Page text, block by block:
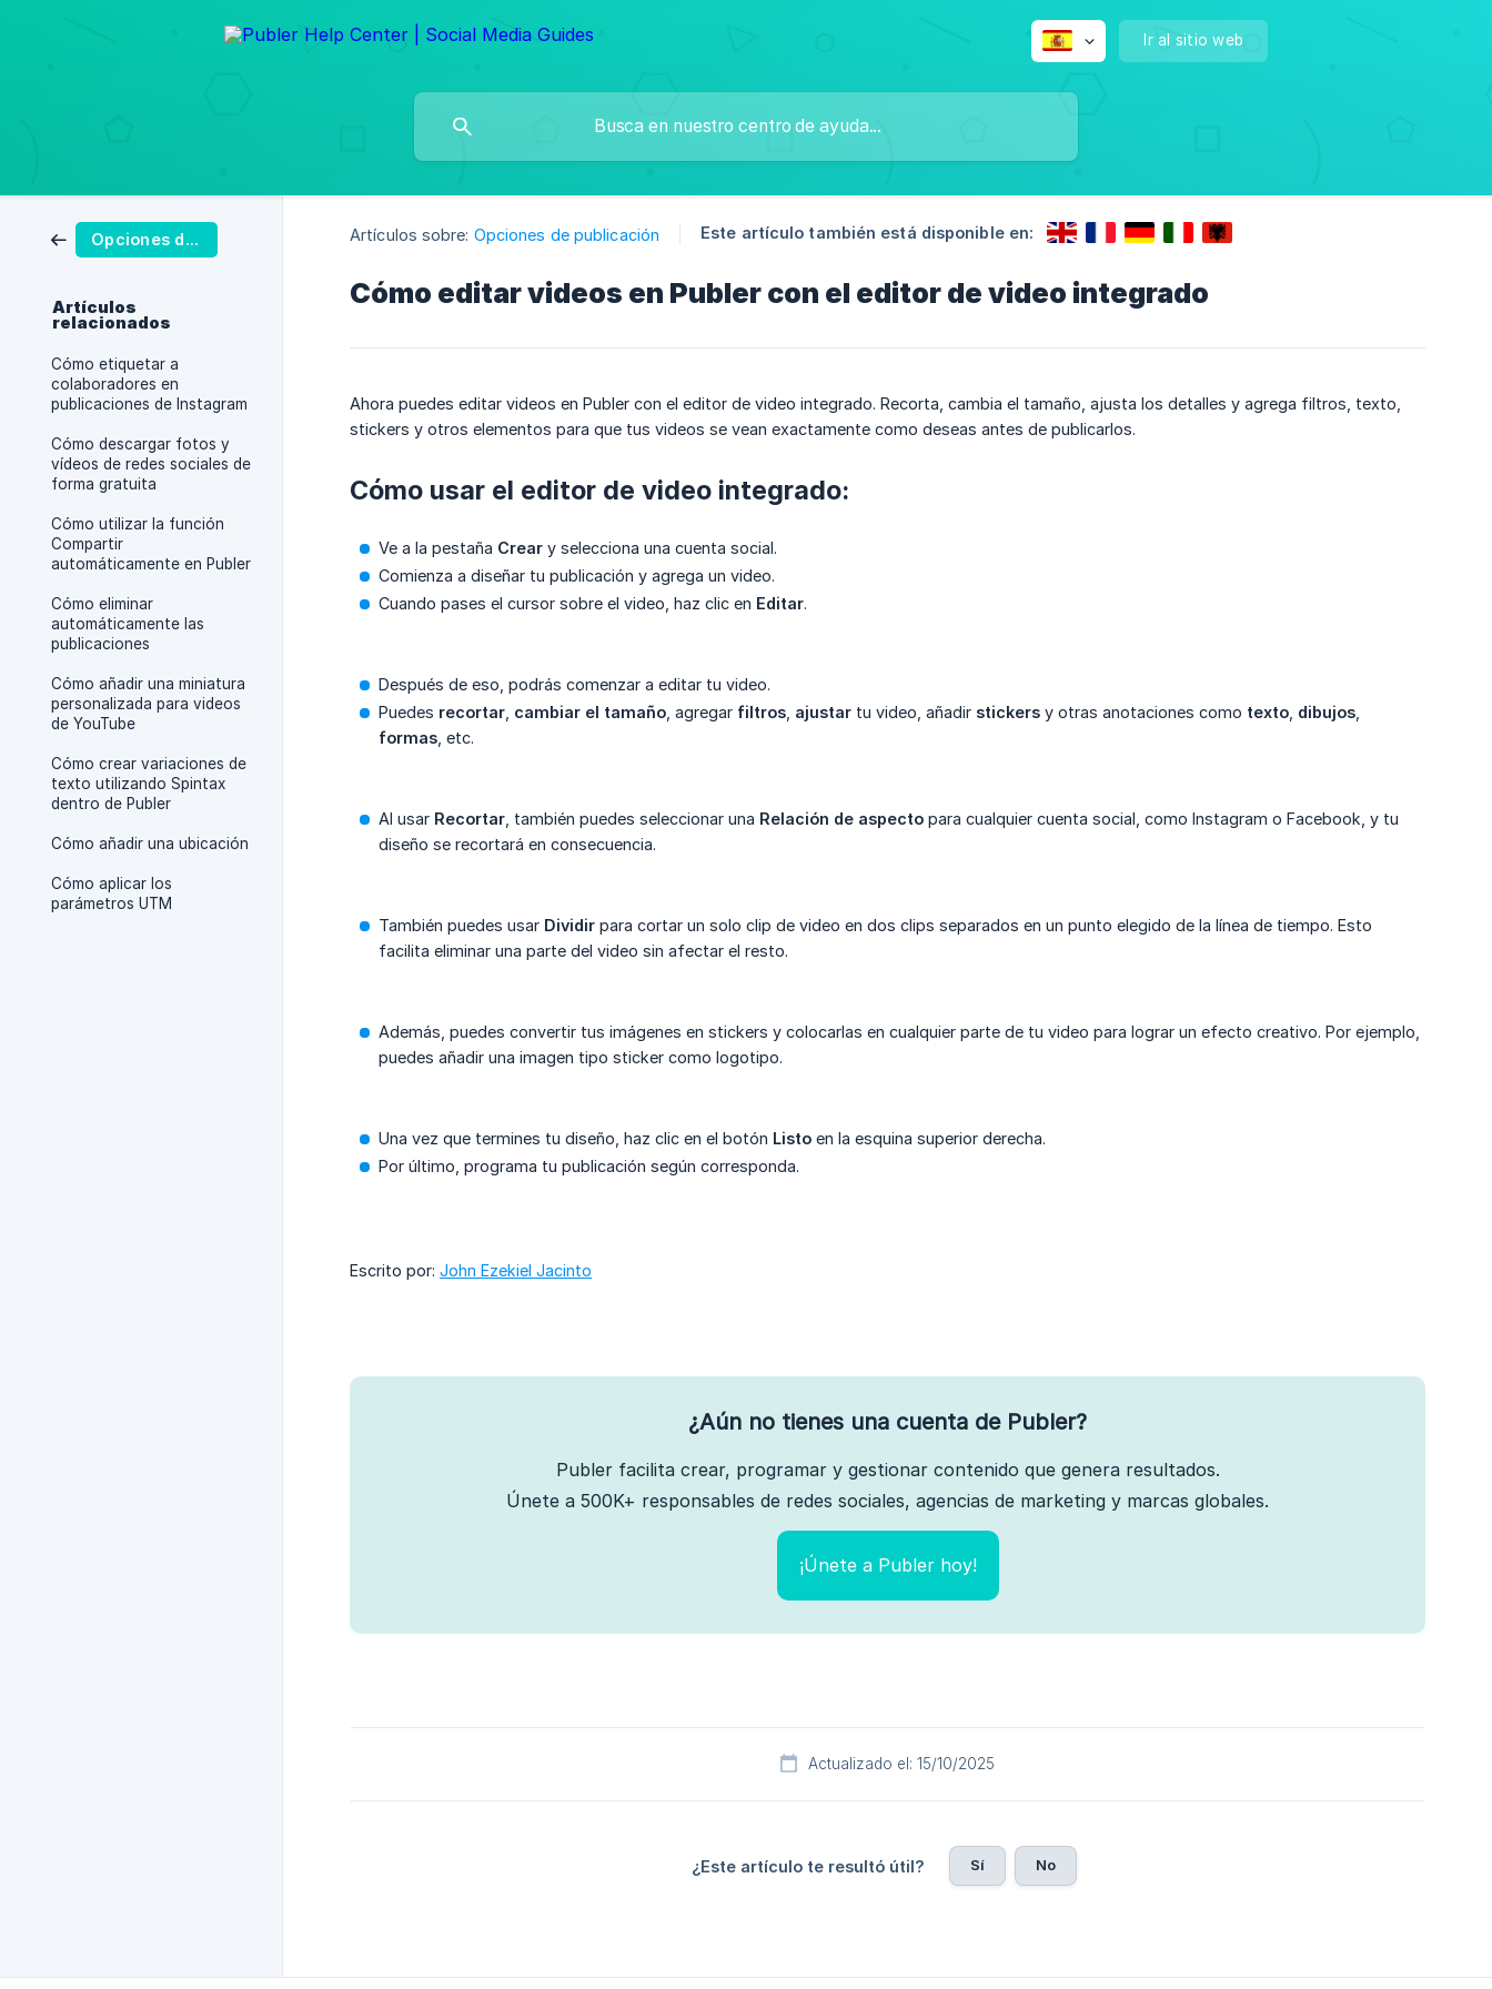
Ir al sitio web
Opciones de publicación
Artículos
relacionados
Cómo etiquetar a
colaboradores en
publicaciones de Instagram
Cómo descargar fotos y
vídeos de redes sociales de
forma gratuita
Cómo utilizar la función
Compartir
automáticamente en Publer
Cómo eliminar
automáticamente las
publicaciones
Cómo añadir una miniatura
personalizada para videos
de YouTube
Cómo crear variaciones de
texto utilizando Spintax
dentro de Publer
Cómo añadir una ubicación
Cómo aplicar los
parámetros UTM
Artículos sobre: Opciones de publicación Este artículo también está disponible en:
Cómo editar videos en Publer con el editor de video integrado
Ahora puedes editar videos en Publer con el editor de video integrado. Recorta, cambia el tamaño, ajusta los detalles y agrega filtros, texto,
stickers y otros elementos para que tus videos se vean exactamente como deseas antes de publicarlos.
Cómo usar el editor de video integrado:
Ve a la pestaña Crear y selecciona una cuenta social.
Comienza a diseñar tu publicación y agrega un video.
Cuando pases el cursor sobre el video, haz clic en Editar.
Después de eso, podrás comenzar a editar tu video.
Puedes recortar cambiar el tamaño , agregar filtros ajustar tu video, añadir stickers y otras anotaciones como texto dibujos
formas , etc.
Al usar Recortar , también puedes seleccionar una Relación de aspecto para cualquier cuenta social, como Instagram o Facebook, y tu
diseño se recortará en consecuencia.
También puedes usar Dividir para cortar un solo clip de video en dos clips separados en un punto elegido de la línea de tiempo. Esto
facilita eliminar una parte del video sin afectar el resto.
Además, puedes convertir tus imágenes en stickers y colocarlas en cualquier parte de tu video para lograr un efecto creativo. Por ejemplo,
puedes añadir una imagen tipo sticker como logotipo.
Una vez que termines tu diseño, haz clic en el botón Listo en la esquina superior derecha.
Por último, programa tu publicación según corresponda.
Escrito por: John Ezekiel Jacinto
¿Aún no tienes una cuenta de Publer?
Publer facilita crear, programar y gestionar contenido que genera resultados.
Únete a 500K+ responsables de redes sociales, agencias de marketing y marcas globales.
¡Únete a Publer hoy!
Actualizado el: 15/10/2025
¿Este artículo te resultó útil? Sí No